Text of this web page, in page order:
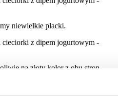
niewielkie placki.
na złoty kolor z obu stron.
razem z sosem jogurtowym.